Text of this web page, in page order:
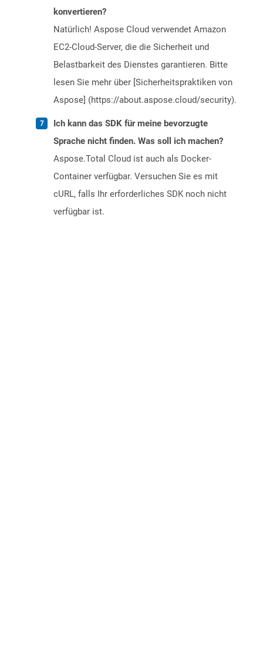
konvertieren?
Natürlich! Aspose Cloud verwendet Amazon
EC2-Cloud-Server, die die Sicherheit und
Belastbarkeit des Dienstes garantieren. Bitte
lesen Sie mehr über [Sicherheitspraktiken von
Aspose] (https://about.aspose.cloud/security).
Ich kann das SDK für meine bevorzugte
Sprache nicht finden. Was soll ich machen?
Aspose.Total Cloud ist auch als Docker-
Container verfügbar. Versuchen Sie es mit
cURL, falls Ihr erforderliches SDK noch nicht
verfügbar ist.